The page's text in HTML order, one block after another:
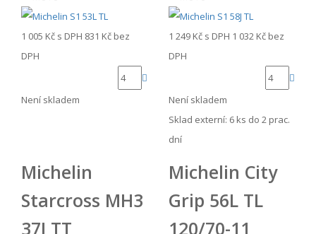
1 005 Kč s DPH 831 Kč bez
DPH
Není skladem
1 249 Kč s DPH 1 032 Kč bez
DPH
Není skladem
Sklad externí: 6 ks do 2 prac.
dní
Michelin
Starcross MH3
37J TT
Michelin City
Grip 56L TL
120/70-11